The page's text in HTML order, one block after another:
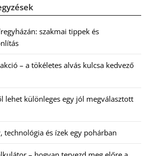
szakmai tippek és
– a tökéletes alvás kulcsa kedvező
lehet különleges egy jól megválasztott
technológia és ízek egy pohárban